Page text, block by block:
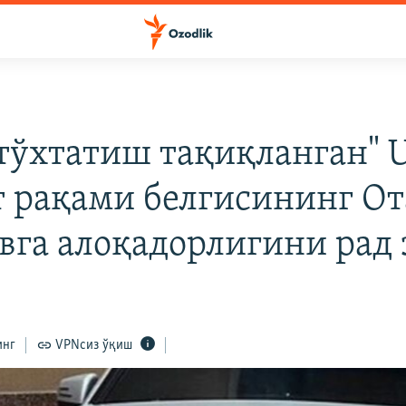
тақиқланган"
рақами белгисининг
алоқадорлигини рад
VPNсиз ўқиш